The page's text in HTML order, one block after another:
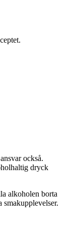
också.
dryck
alkoholen borta